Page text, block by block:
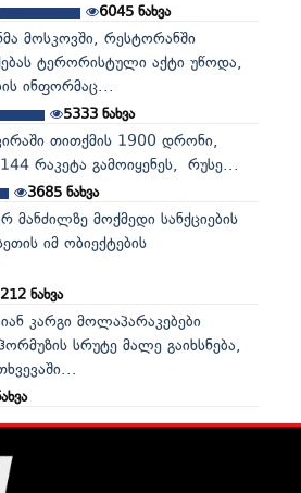
6045 ნახვა
მოსკოვში, რესტორანში
ტერორისტული აქტი უწოდა,
ინფორმაც...
5333ნახვა
თითქმის 1900 დრონი,
რაკეტა გამოიყენეს, რუსე...
3685ნახვა
მანძილზე მოქმედი სანქციების
იმ ობიექტების
ნახვა
კარგი მოლაპარაკებები
სრუტე მალე გაიხსნება,